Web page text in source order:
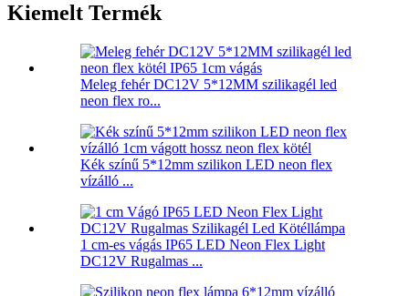
Kiemelt Termék
Meleg fehér DC12V 5*12MM szilikagél led
neon flex ro...
Kék színű 5*12mm szilikon LED neon flex
vízálló ...
1 cm-es vágás IP65 LED Neon Flex Light
DC12V Rugalmas ...